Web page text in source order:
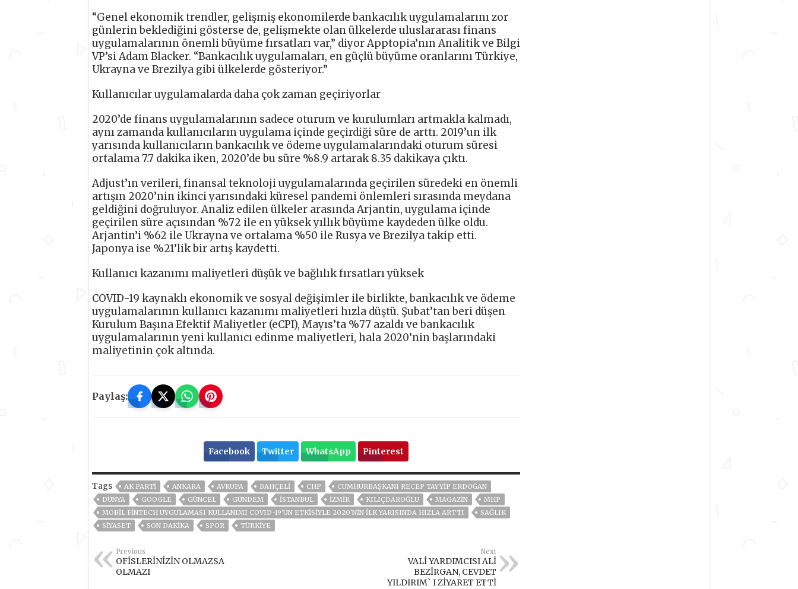
“Genel ekonomik trendler, gelişmiş ekonomilerde bankacılık uygulamalarını zor
günlerin beklediğini gösterse de, gelişmekte olan ülkelerde uluslararası finans
uygulamalarının önemli büyüme fırsatları var,” diyor Apptopia’nın Analitik ve Bilgi
VP’si Adam Blacker. “Bankacılık uygulamaları, en güçlü büyüme oranlarını Türkiye,
Ukrayna ve Brezilya gibi ülkelerde gösteriyor.”
Kullanıcılar uygulamalarda daha çok zaman geçiriyorlar
2020’de finans uygulamalarının sadece oturum ve kurulumları artmakla kalmadı,
aynı zamanda kullanıcıların uygulama içinde geçirdiği süre de arttı. 2019’un ilk
yarısında kullanıcıların bankacılık ve ödeme uygulamalarındaki oturum süresi
ortalama 7.7 dakika iken, 2020’de bu süre %8.9 artarak 8.35 dakikaya çıktı.
Adjust’ın verileri, finansal teknoloji uygulamalarında geçirilen süredeki en önemli
artışın 2020’nin ikinci yarısındaki küresel pandemi önlemleri sırasında meydana
geldiğini doğruluyor. Analiz edilen ülkeler arasında Arjantin, uygulama içinde
geçirilen süre açısından %72 ile en yüksek yıllık büyüme kaydeden ülke oldu.
Arjantin’i %62 ile Ukrayna ve ortalama %50 ile Rusya ve Brezilya takip etti.
Japonya ise %21’lik bir artış kaydetti.
Kullanıcı kazanımı maliyetleri düşük ve bağlılık fırsatları yüksek
COVID-19 kaynaklı ekonomik ve sosyal değişimler ile birlikte, bankacılık ve ödeme
uygulamalarının kullanıcı kazanımı maliyetleri hızla düştü. Şubat’tan beri düşen
Kurulum Başına Efektif Maliyetler (eCPI), Mayıs’ta %77 azaldı ve bankacılık
uygulamalarının yeni kullanıcı edinme maliyetleri, hala 2020’nin başlarındaki
maliyetinin çok altında.
Paylaş:
Facebook Twitter WhatsApp Pinterest
Tags AK PARTİ ANKARA AVRUPA BAHÇELİ CHP
CUMHURBAŞKANI RECEP TAYYIP ERDOĞAN
DÜNYA
GOOGLE GÜNCEL GÜNDEM ISTANBUL İZMIR KILIÇDAROĞLU MAGAZİN
MHP
MOBIL FINTECH UYGULAMASI KULLANIMI COVID-19'UN ETKISIYLE 2020'NIN İLK YARISINDA HIZLA ARTTI
SAĞLIK
SİYASET
SON DAKIKA SPOR TÜRKİYE
Previous
OFİSLERİNİZİN OLMAZSA
OLMAZI
Next
VALİ YARDIMCISI ALİ
BEZİRGAN, CEVDET
YILDIRIM` I ZİYARET ETTİ